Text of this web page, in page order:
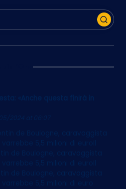
«Anche questa finirà in
2024 at 06:07
de Boulogne, caravaggista
5,5 milioni di euroIl
de Boulogne, caravaggista
5,5 milioni di euroIl
de Boulogne, caravaggista
5,5 milioni di euro